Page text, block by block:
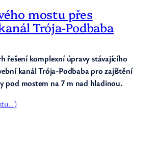
mostu přes
Trója-Podbaba
řešení komplexní úpravy stávajícího
kanál Trója-Podbaba pro zajištění
pod mostem na 7 m nad hladinou.